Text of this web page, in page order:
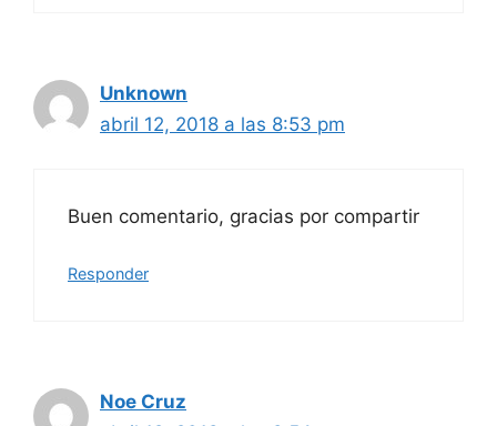
Unknown
abril 12, 2018 a las 8:53 pm
Buen comentario, gracias por compartir
Responder
Noe Cruz